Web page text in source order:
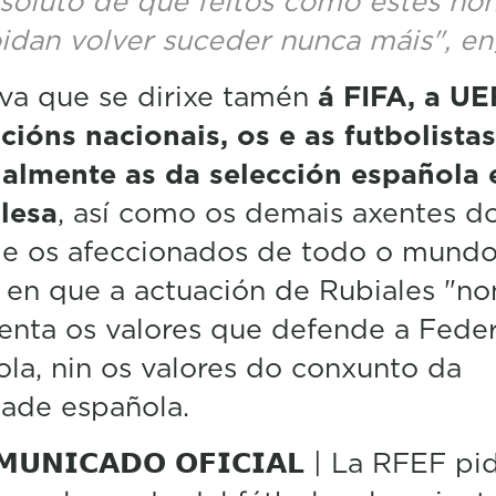
volver suceder nunca máis",
que se dirixe tamén á FIFA, a
nacionais, os e as
as da selección española
, así como os demais axentes
os afeccionados de todo o
que a actuación de Rubiales
os valores que defende a
nin os valores do conxunto da
española.
𝗢𝗙𝗜𝗖𝗜𝗔𝗟 | La RFEF